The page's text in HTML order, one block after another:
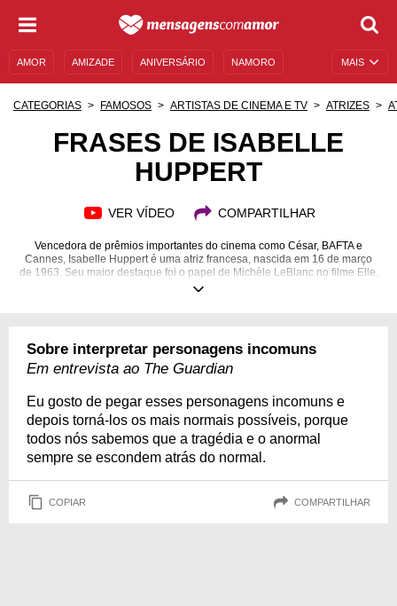
MAIS
AMOR AMIZADE ANIVERSÁRIO NAMORO
MENSAGENS DE ANIVERSÁRIO
CATEGORIAS FAMOSOS ARTISTAS DE CINEMA E TV ATRIZES
FRASES DE ISABELLE
HUPPERT
VER VÍDEO COMPARTILHAR
Vencedora de prêmios importantes do cinema como César, BAFTA e
Cannes, Isabelle Huppert é uma atriz francesa, nascida em 16 de março
de 1963. Seu maior destaque foi o papel de Michèle LeBlanc no filme Elle.
Continue lendo e confira mais curiosidades e também frases de maior
Sobre interpretar personagens incomuns
Em entrevista ao The Guardian
Eu gosto de pegar esses personagens incomuns e
depois torná-los os mais normais possíveis, porque
todos nós sabemos que a tragédia e o anormal
sempre se escondem atrás do normal.
COPIAR COMPARTILHAR